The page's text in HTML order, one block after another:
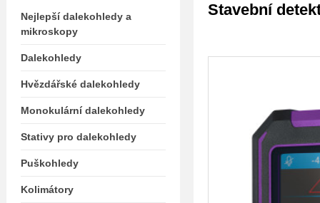
Stavební
Nejlepší dalekohledy a
mikroskopy
Dalekohledy
Hvězdářské dalekohledy
Monokulární dalekohledy
Stativy pro dalekohledy
Puškohledy
Kolimátory